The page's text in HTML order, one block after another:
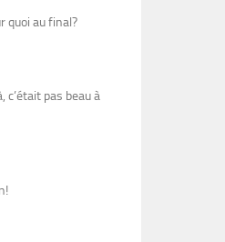
quoi au final?
c’était pas beau à